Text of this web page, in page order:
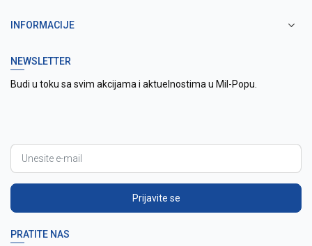
INFORMACIJE
NEWSLETTER
Budi u toku sa svim akcijama i aktuelnostima u Mil-Popu.
Prijavite se
PRATITE NAS